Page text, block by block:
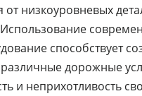
от низкоуровневых
способствует
дорожные
и неприхотливость